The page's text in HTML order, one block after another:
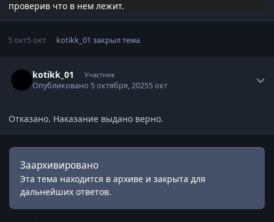
проверив что в нем лежит.
5 окт5 окт kotikk_01 закрыл тема
kotikk_01 Участник
Опубликовано 5 октября, 20255 окт
Отказано. Наказание выдано верно.
Заархивировано
Эта тема находится в архиве и закрыта для
дальнейших ответов.